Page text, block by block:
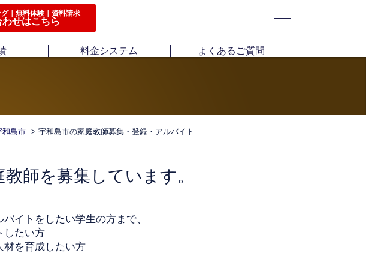
｜無料体験｜資料請求
せはこちら
料金システム よくあるご質問
和島市 > 宇和島市の家庭教師募集・登録・アルバイト
師を募集しています。
イトをしたい学生の方まで、
したい方
材を育成したい方